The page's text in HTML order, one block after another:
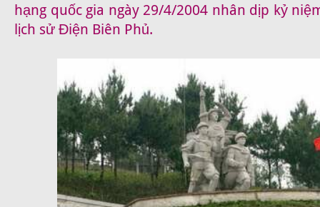
hạng quốc gia ngày 29/4/2004 nhân dịp kỷ
lịch sử Điện Biên Phủ.